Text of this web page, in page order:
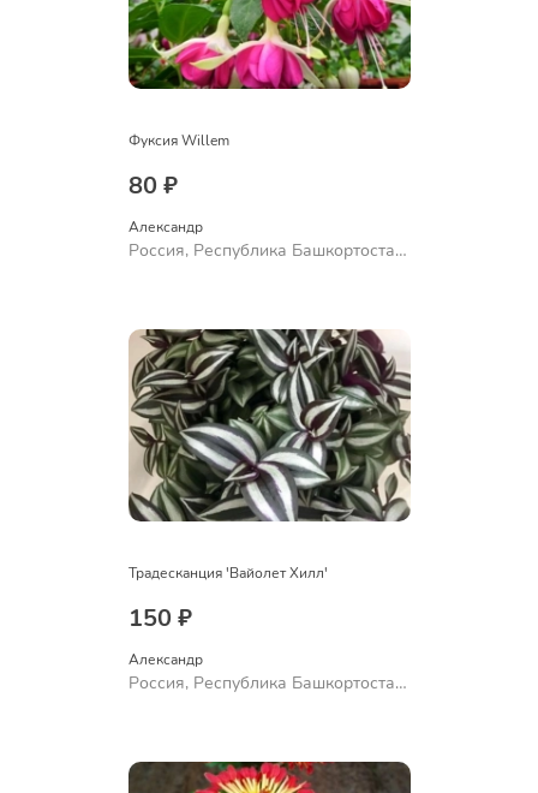
Фуксия Willem
80 ₽
Александр
Россия, Республика Башкортостан,
Традесканция 'Вайолет Хилл'
150 ₽
Александр
Россия, Республика Башкортостан,